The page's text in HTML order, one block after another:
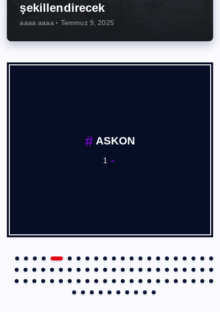
şekillendirecek
aaaa aaaa Temmuz 9, 2025
ASKON
1